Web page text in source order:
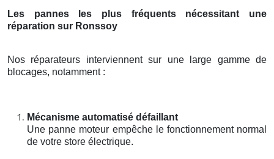
Les pannes les plus fréquents nécessitant une
réparation sur Ronssoy
Nos réparateurs interviennent sur une large gamme de
blocages, notamment :
Mécanisme automatisé défaillant
Une panne moteur empêche le fonctionnement normal
de votre store électrique.